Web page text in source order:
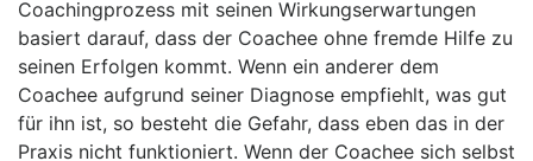
Coachingprozess mit seinen Wirkungserwartungen
basiert darauf, dass der Coachee ohne fremde Hilfe zu
seinen Erfolgen kommt. Wenn ein anderer dem
Coachee aufgrund seiner Diagnose empfiehlt, was gut
für ihn ist, so besteht die Gefahr, dass eben das in der
Praxis nicht funktioniert. Wenn der Coachee sich selbst